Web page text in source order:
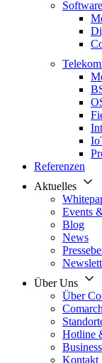
Referenzen
Aktuelles
Events
Blog
News
Über Uns
Über
Hotline
Kontakt